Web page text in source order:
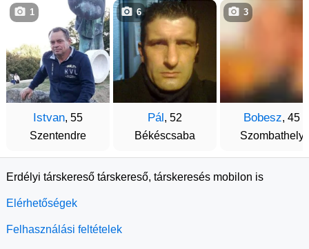
Istvan, 55
Szentendre
1
Pál , 52
Békéscsaba
6
Bobesz, 45
Szombathely
3
Erdélyi társkereső társkereső, társkeresés mobilon is
Elérhetőségek
Felhasználási feltételek